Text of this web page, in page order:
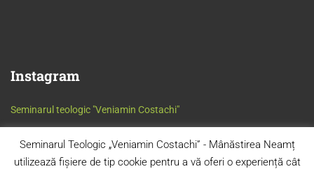
Instagram
Seminarul teologic "Veniamin Costachi"
Seminarul Teologic „Veniamin Costachi” - Mânăstirea Neamț
utilizează fișiere de tip cookie pentru a vă oferi o experiență cât